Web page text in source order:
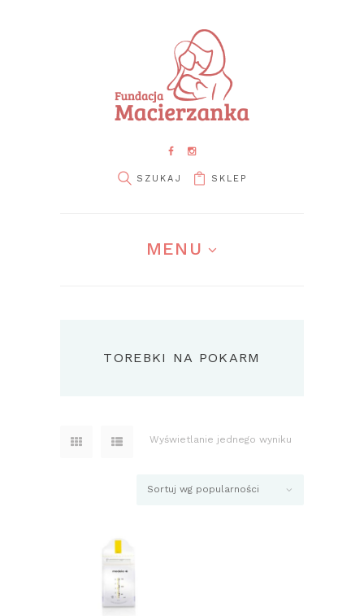
SKLEP
MENU
TOREBKI NA POKARM
Wyświetlanie jednego wyniku